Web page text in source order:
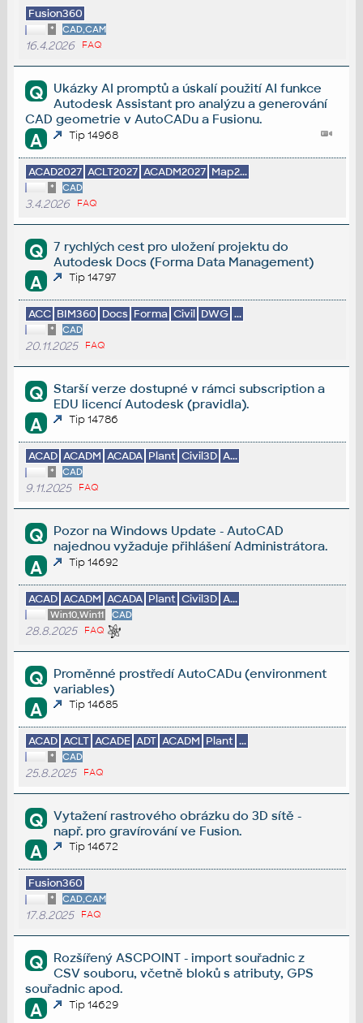
Fusion360
* CAD,CAM
16.4.2026 FAQ
Q
Ukázky AI promptů a úskalí použití AI funkce
Autodesk Assistant pro analýzu a generování
CAD geometrie v AutoCADu a Fusionu.
A Tip 14968
ACAD2027 ACLT2027 ACADM2027 Map2...
* CAD
3.4.2026 FAQ
Q
7 rychlých cest pro uložení projektu do
Autodesk Docs (Forma Data Management)
A Tip 14797
ACC BIM360 Docs Forma Civil DWG ...
* CAD
20.11.2025 FAQ
Q
Starší verze dostupné v rámci subscription a
EDU licencí Autodesk (pravidla).
A Tip 14786
ACAD ACADM ACADA Plant Civil3D A...
* CAD
9.11.2025 FAQ
Q
Pozor na Windows Update - AutoCAD
najednou vyžaduje přihlášení Administrátora.
A Tip 14692
ACAD ACADM ACADA Plant Civil3D A...
Win10,Win11 CAD
28.8.2025 FAQ
Q
Proměnné prostředí AutoCADu (environment
variables)
A Tip 14685
ACAD ACLT ACADE ADT ACADM Plant ...
* CAD
25.8.2025 FAQ
Q
Vytažení rastrového obrázku do 3D sítě -
např. pro gravírování ve Fusion.
A Tip 14672
Fusion360
* CAD,CAM
17.8.2025 FAQ
Q
Rozšířený ASCPOINT - import souřadnic z
CSV souboru, včetně bloků s atributy, GPS
souřadnic apod.
A Tip 14629